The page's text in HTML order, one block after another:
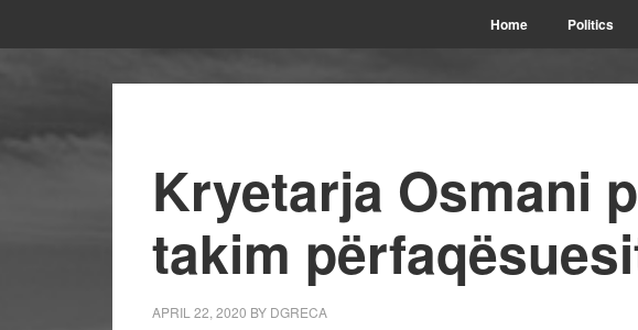
Home Politics
Kryetarja Osmani
takim
APRIL 22, 2020 BY DGRECA